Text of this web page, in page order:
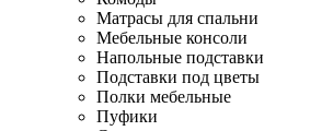
Матрасы для спальни
Мебельные консоли
Напольные подставки
Подставки под цветы
Полки мебельные
Пуфики